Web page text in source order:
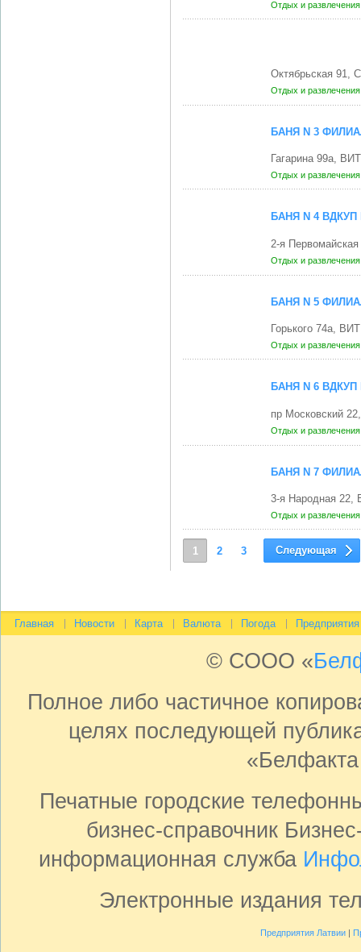
Отдых и
Октябрьская 91,
Отдых и
БАНЯ N 3
Гагарина 99а,
Отдых и
БАНЯ N 4
2-я
Отдых и
БАНЯ N 5
Горького 74а,
Отдых и
БАНЯ N 6
пр Московский
Отдых и
БАНЯ N 7
3-я Народная
Отдых и
1 2 3 Следующая
Главная Новости Карта Валюта Погода Предприятия
© СООО «
Полное либо частичное
целях последующей
Печатные городские
бизнес-справочник
информационная служба
Электронные издания
Предприятия Латвии|